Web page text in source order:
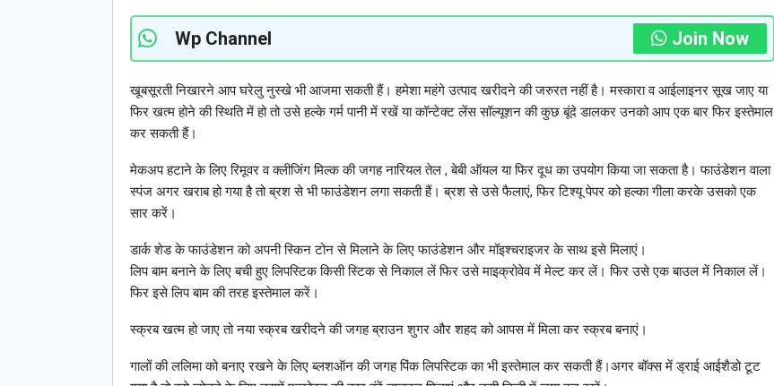
Wp Channel Join Now
खूबसूरती निखारने आप घरेलु नुस्खे भी आजमा सकती हैं। हमेशा महंगे उत्पाद खरीदने की जरुरत नहीं है। मस्कारा व आईलाइनर सूख जाए या
फिर खत्म होने की स्थिति में हो तो उसे हल्के गर्म पानी में रखें या कॉन्टेक्ट लेंस सॉल्यूशन की कुछ बूंदे डालकर उनको आप एक बार फिर इस्तेमाल
कर सकती हैं।
मेकअप हटाने के लिए रिमूवर व क्लीजिंग मिल्क की जगह नारियल तेल , बेबी ऑयल या फिर दूध का उपयोग किया जा सकता है। फाउंडेशन वाला
स्पंज अगर खराब हो गया है तो ब्रश से भी फाउंडेशन लगा सकती हैं। ब्रश से उसे फैलाएं, फिर टिश्यू पेपर को हल्का गीला करके उसको एक
सार करें।
डार्क शेड के फाउंडेशन को अपनी स्किन टोन से मिलाने के लिए फाउंडेशन और मॉइश्चराइजर के साथ इसे मिलाएं।
लिप बाम बनाने के लिए बची हुए लिपस्टिक किसी स्टिक से निकाल लें फिर उसे माइक्रोवेव में मेल्ट कर लें। फिर उसे एक बाउल में निकाल लें।
फिर इसे लिप बाम की तरह इस्तेमाल करें।
स्क्रब खत्म हो जाए तो नया स्क्रब खरीदने की जगह ब्राउन शुगर और शहद को आपस में मिला कर स्क्रब बनाएं।
गालों की ललिमा को बनाए रखने के लिए ब्लशऑन की जगह पिंक लिपस्टिक का भी इस्तेमाल कर सकती हैं।अगर बॉक्स में ड्राई आईशैडो टूट